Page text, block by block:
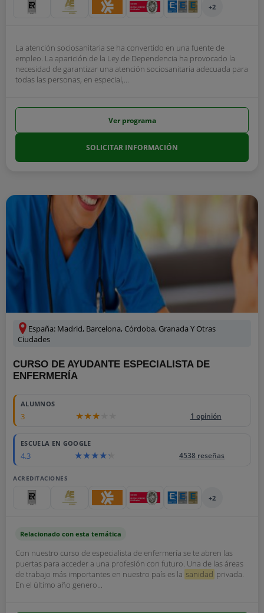
+2
La atención sociosanitaria se ha convertido en una fuente de
empleo. La aparición de la Ley de Dependencia ha provocado la
necesidad de garantizar una atención sociosanitaria adecuada para
todas las personas, en especial,...
Ver programa
SOLICITAR INFORMACIÓN
España: Madrid, Barcelona, Córdoba, Granada Y Otras
Ciudades
CURSO DE AYUDANTE ESPECIALISTA DE
ENFERMERÍA
ALUMNOS
3 1 opinión
ESCUELA EN GOOGLE
4.3 4538 reseñas
ACREDITACIONES
+2
Relacionado con esta temática
Con nuestro curso de especialista de enfermería se te abren las
puertas para acceder a una profesión con futuro. Una de las áreas
de trabajo más importantes en nuestro país es la sanidad privada.
En el último año genero...